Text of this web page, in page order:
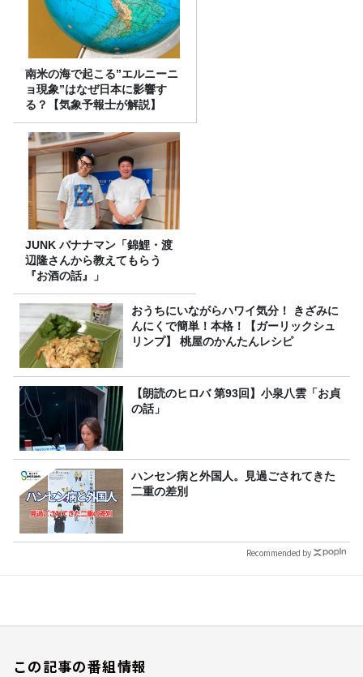
南米の海で起こる”エルニーニ
ョ現象”はなぜ日本に影響す
る？【気象予報士が解説】
JUNK バナナマン「錦鯉・渡
辺隆さんから教えてもらう
『お酒の話』」
おうちにいながらハワイ気分！ きざみに
んにくで簡単！本格！【ガーリックシュ
リンプ】 桃屋のかんたんレシピ
【朗読のヒロバ 第93回】小泉八雲「お貞
の話」
ハンセン病と外国人。見過ごされてきた
二重の差別
Recommended by
この記事の番組情報